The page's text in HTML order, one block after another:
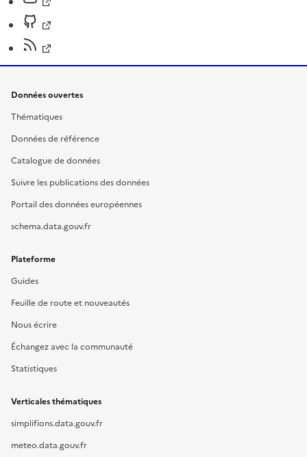
Données ouvertes
Thématiques
Données de référence
Catalogue de données
Suivre les publications des données
Portail des données européennes
schema.data.gouv.fr
Plateforme
Guides
Feuille de route et nouveautés
Nous écrire
Échangez avec la communauté
Statistiques
Verticales thématiques
simplifions.data.gouv.fr
meteo.data.gouv.fr